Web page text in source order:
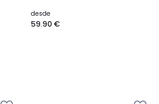
desde
59.90 €